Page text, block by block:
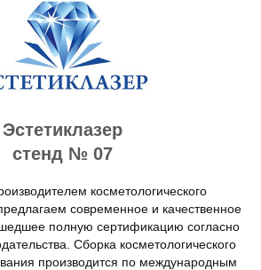
Эстетиклазер
стенд № 07
косметологического
современное и качественное
полную сертификацию согласно
Сборка косметологического
производится по международным